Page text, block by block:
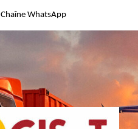
Chaîne WhatsApp